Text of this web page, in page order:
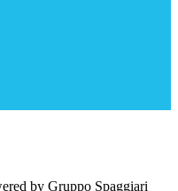
by Gruppo Spaggiari